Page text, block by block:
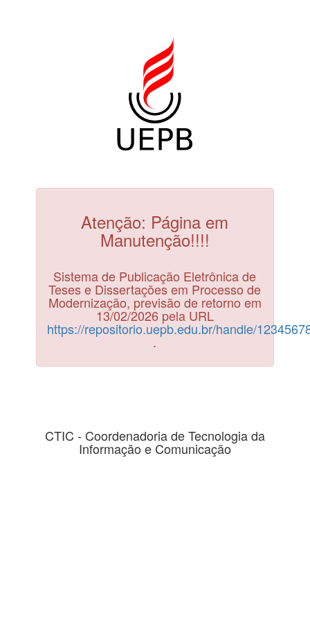
Atenção: Página em
Manutenção!!!!
Sistema de Publicação Eletrônica de
Teses e Dissertações em Processo de
Modernização, previsão de retorno em
13/02/2026 pela URL
https://repositorio.uepb.edu.br/handle/
.
CTIC - Coordenadoria de Tecnologia da
Informação e Comunicação